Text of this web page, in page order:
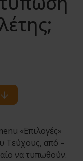
«Επιλογές»
Τεύχους, από –
να τυπωθούν.